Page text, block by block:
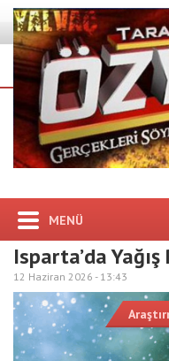
MENÜ
Isparta’da Yağış
12 Haziran 2026 - 13:43